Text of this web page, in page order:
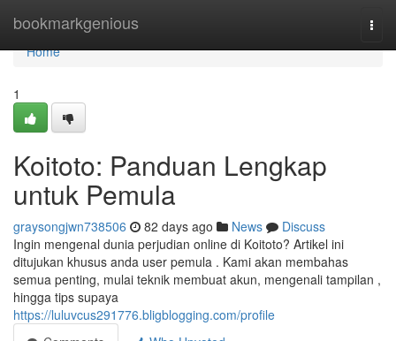
bookmarkgenious
Home
Home
1
Koitoto: Panduan Lengkap
untuk Pemula
graysongjwn738506 82 days ago News
Discuss
Ingin mengenal dunia perjudian online di Koitoto? Artikel ini
ditujukan khusus anda user pemula . Kami akan membahas
semua penting, mulai teknik membuat akun, mengenali tampilan ,
hingga tips supaya
https://luluvcus291776.bligblogging.com/profile